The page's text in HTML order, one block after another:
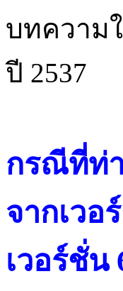
บทความ
ปี 2537
กรณีที่ท่
จากเวอ
เวอร์ชั่น